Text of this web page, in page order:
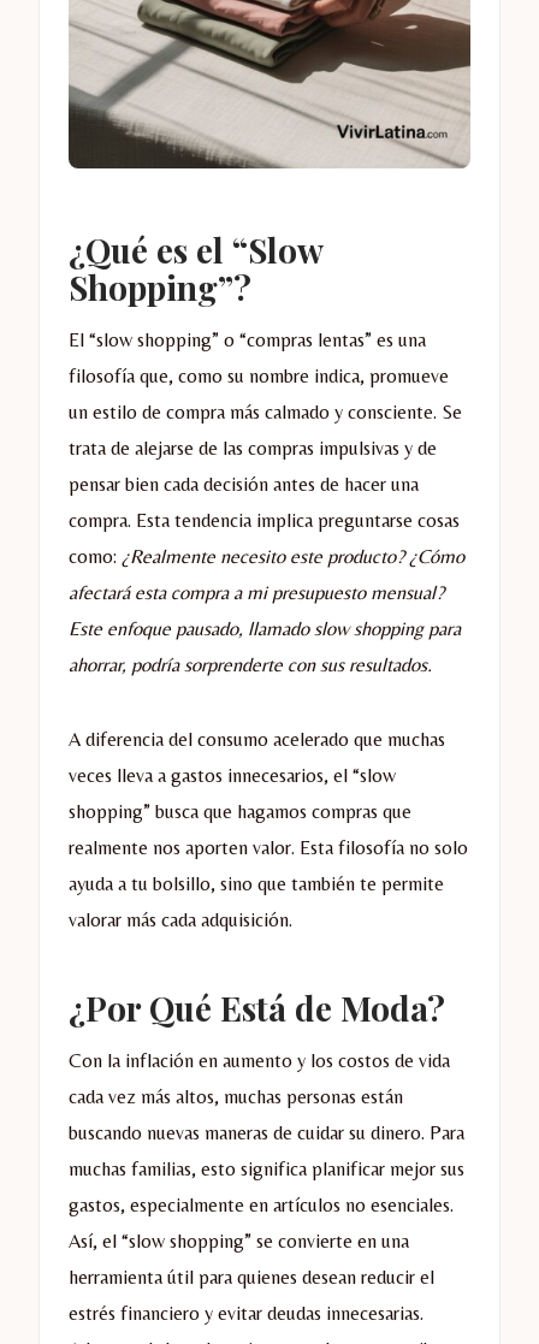
¿Qué es el “Slow
Shopping”?
El “slow shopping” o “compras lentas” es una
filosofía que, como su nombre indica, promueve
un estilo de compra más calmado y consciente. Se
trata de alejarse de las compras impulsivas y de
pensar bien cada decisión antes de hacer una
compra. Esta tendencia implica preguntarse cosas
como: ¿Realmente necesito este producto? ¿Cómo
afectará esta compra a mi presupuesto mensual?
Este enfoque pausado, llamado slow shopping para
ahorrar, podría sorprenderte con sus resultados.
A diferencia del consumo acelerado que muchas
veces lleva a gastos innecesarios, el “slow
shopping” busca que hagamos compras que
realmente nos aporten valor. Esta filosofía no solo
ayuda a tu bolsillo, sino que también te permite
valorar más cada adquisición.
¿Por Qué Está de Moda?
Con la inflación en aumento y los costos de vida
cada vez más altos, muchas personas están
buscando nuevas maneras de cuidar su dinero. Para
muchas familias, esto significa planificar mejor sus
gastos, especialmente en artículos no esenciales.
Así, el “slow shopping” se convierte en una
herramienta útil para quienes desean reducir el
estrés financiero y evitar deudas innecesarias.